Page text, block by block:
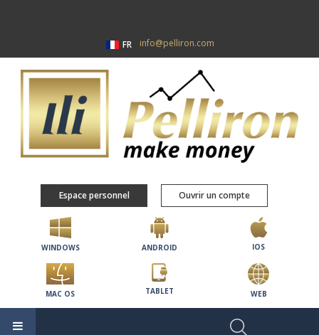
FR info@pelliron.com
Espace personnel Ouvrir un compte
IOS
ANDROID
WINDOWS
WEB
TABLET
MAC OS